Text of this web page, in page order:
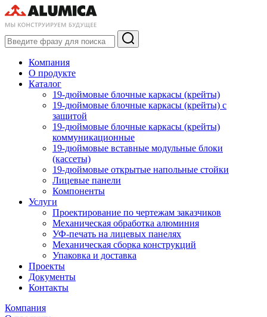
Компания
О продукте
Каталог
19-дюймовые блочные каркасы (крейты)
19-дюймовые блочные каркасы (крейты) с
защитой
19-дюймовые блочные каркасы (крейты)
коммуникационные
19-дюймовые вставные модульные блоки
(кассеты)
19-дюймовые открытые напольные стойки
Лицевые панели
Компоненты
Услуги
Проектирование по чертежам заказчиков
Механическая обработка алюминия
УФ-печать на лицевых панелях
Механическая сборка конструкций
Упаковка и доставка
Проекты
Документы
Контакты
Компания